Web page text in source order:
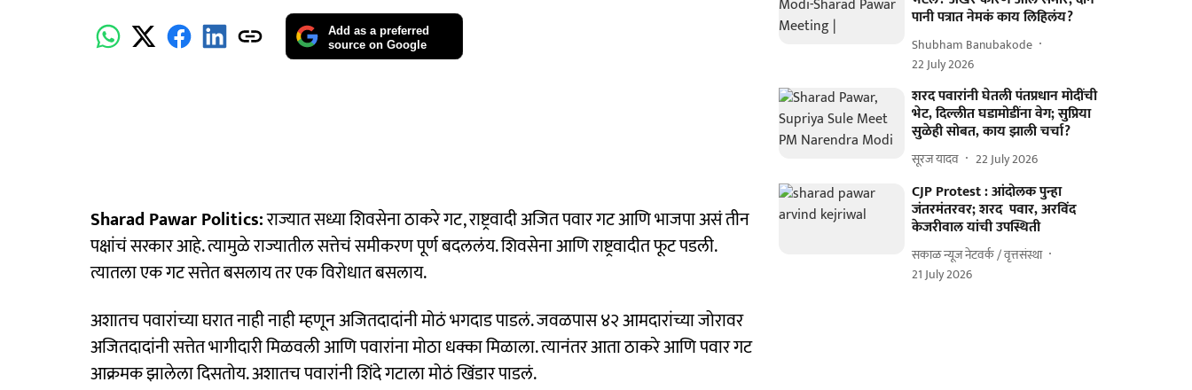
Add as a preferred
source on Google
Sharad Pawar Politics:राज्यात सध्या शिवसेना ठाकरे गट, राष्ट्रवादी अजित पवार गट आणि भाजपा असं तीन
पक्षांचं सरकार आहे. त्यामुळे राज्यातील सत्तेचं समीकरण पूर्ण बदललंय. शिवसेना आणि राष्ट्रवादीत फूट पडली.
त्यातला एक गट सत्तेत बसलाय तर एक विरोधात बसलाय.
अशातच पवारांच्या घरात नाही नाही म्हणून अजितदादांनी मोठं भगदाड पाडलं. जवळपास ४२ आमदारांच्या जोरावर
अजितदादांनी सत्तेत भागीदारी मिळवली आणि पवारांना मोठा धक्का मिळाला. त्यानंतर आता ठाकरे आणि पवार गट
आक्रमक झालेला दिसतोय. अशातच पवारांनी शिंदे गटाला मोठं खिंडार पाडलं.
पानी पत्रात नेमकं काय लिहिलंय?
Shubham Banubakode
22 July 2026
शरद पवारांनी घेतली पंतप्रधान मोदींची
भेट, दिल्लीत घडामोडींना वेग; सुप्रिया
सुळेही सोबत, काय झाली चर्चा?
सूरज यादव 22 July 2026
CJP Protest : आंदोलक पुन्हा
जंतरमंतरवर; शरद पवार, अरविंद
केजरीवाल यांची उपस्थिती
सकाळ न्यूज नेटवर्क / वृत्तसंस्था
21 July 2026